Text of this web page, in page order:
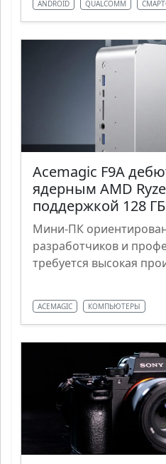
ANDROID QUALCOMM
Acemagic F9A
ядерным AMD
поддержкой 128
Мини-ПК
разработчиков и
требуется высокая
ACEMAGIC КОМПЬЮТЕРЫ